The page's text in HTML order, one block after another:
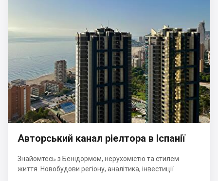
Авторський канал ріелтора в Іспанії
Знайомтесь з Бенідормом, нерухомістю та стилем
життя. Новобудови регіону, аналітика, інвестиції